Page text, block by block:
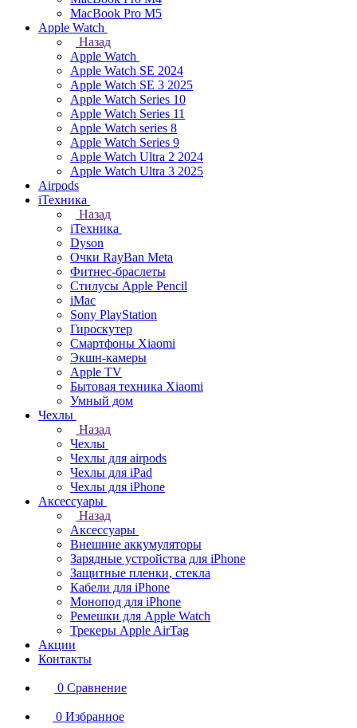
MacBook Pro M5
Apple Watch
Назад
Apple Watch
Apple Watch SE 2024
Apple Watch SE 3 2025
Apple Watch Series 10
Apple Watch Series 11
Apple Watch series 8
Apple Watch Series 9
Apple Watch Ultra 2 2024
Apple Watch Ultra 3 2025
Airpods
iТехника
Назад
iТехника
Dyson
Очки RayBan Meta
Фитнес-браслеты
Стилусы Apple Pencil
iMac
Sony PlayStation
Гироскутер
Смартфоны Xiaomi
Экшн-камеры
Apple TV
Бытовая техника Xiaomi
Умный дом
Чехлы
Назад
Чехлы
Чехлы для airpods
Чехлы для iPad
Чехлы для iPhone
Аксессуары
Назад
Аксессуары
Внешние аккумуляторы
Зарядные устройства для iPhone
Защитные пленки, стекла
Кабели для iPhone
Монопод для iPhone
Ремешки для Apple Watch
Трекеры Apple AirTag
Акции
Контакты
0 Сравнение
0 Избранное